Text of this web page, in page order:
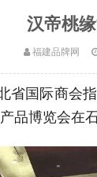
汉帝桃
福建品牌网
省国际商会
品博览会在